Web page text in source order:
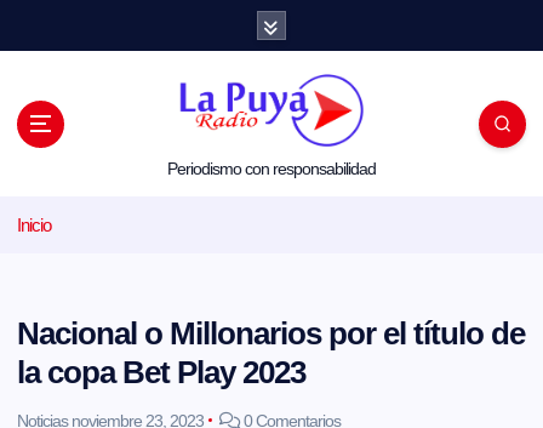
l
Periodismo con responsabilidad
Inicio
Nacional o Millonarios por el título de
la copa Bet Play 2023
Noticias noviembre 23, 2023 0 Comentarios